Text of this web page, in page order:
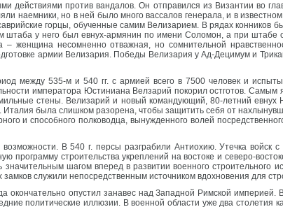
действиями против вандалов. Он отправился из Византии во
наемники, но в ней было много вассалов генерала, и в
горцы, обученные самим Велизарием. В рядах конников
штаба у него был евнух-армянин по имени Соломон, а при штабе
женщина несомненно отважная, но сомнительной
армии Велизария. Победы Велизария у Ад-Децимум и
между 535-м и 540 гг. с армией всего в 7500 человек и
императора Юстиниана Велзарий покорил остготов.
стены. Велизарий и новый командующий, 80-летний
была слишком разорена, чтобы защитить себя от
и способного полководца, вынужденного волей
В 540 г. персы разграбили Антиохию. Утечка войск
строительства укреплений на востоке и северо-
шагом вперед в развитии военного строительного
служили непосредственным источником вдохновения для
окончательно опустил занавес над Западной Римской империей.
политические иллюзии. В военной области уже два столетия